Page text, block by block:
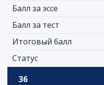
Балл за эссе
Балл за тест
Итоговый балл
Статус
36